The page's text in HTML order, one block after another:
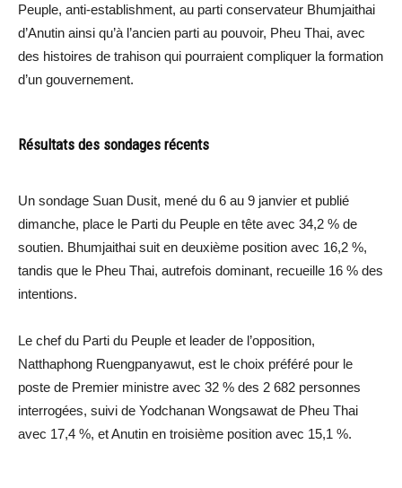
Peuple, anti-establishment, au parti conservateur Bhumjaithai
d’Anutin ainsi qu’à l’ancien parti au pouvoir, Pheu Thai, avec
des histoires de trahison qui pourraient compliquer la formation
d’un gouvernement.
Résultats des sondages récents
Un sondage Suan Dusit, mené du 6 au 9 janvier et publié
dimanche, place le Parti du Peuple en tête avec 34,2 % de
soutien. Bhumjaithai suit en deuxième position avec 16,2 %,
tandis que le Pheu Thai, autrefois dominant, recueille 16 % des
intentions.
Le chef du Parti du Peuple et leader de l’opposition,
Natthaphong Ruengpanyawut, est le choix préféré pour le
poste de Premier ministre avec 32 % des 2 682 personnes
interrogées, suivi de Yodchanan Wongsawat de Pheu Thai
avec 17,4 %, et Anutin en troisième position avec 15,1 %.